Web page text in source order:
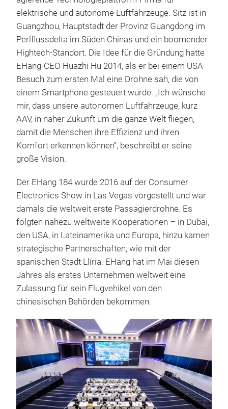
elektrische und autonome Luftfahrzeuge. Sitz ist in
Guangzhou, Hauptstadt der Provinz Guangdong im
Perlflussdelta im Süden Chinas und ein boomender
Hightech-Standort. Die Idee für die Gründung hatte
EHang-CEO Huazhi Hu 2014, als er bei einem USA-
Besuch zum ersten Mal eine Drohne sah, die von
einem Smartphone gesteuert wurde. „Ich wünsche
mir, dass unsere autonomen Luftfahrzeuge, kurz
AAV, in naher Zukunft um die ganze Welt fliegen,
damit die Menschen ihre Effizienz und ihren
Komfort erkennen können“, beschreibt er seine
große Vision.
Der EHang 184 wurde 2016 auf der Consumer
Electronics Show in Las Vegas vorgestellt und war
damals die weltweit erste Passagierdrohne. Es
folgten nahezu weltweite Kooperationen – in Dubai,
den USA, in Lateinamerika und Europa, hinzu kamen
strategische Partnerschaften, wie mit der
spanischen Stadt Llíria. EHang hat im Mai diesen
Jahres als erstes Unternehmen weltweit eine
Zulassung für sein Flugvehikel von den
chinesischen Behörden bekommen.